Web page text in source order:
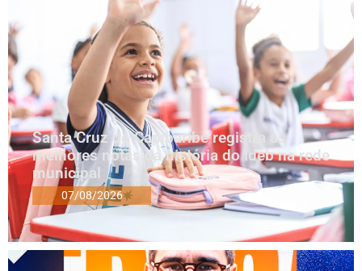
Santa Cruz do Capibaribe registra as
melhores notas da história do Ideb na rede
municipal
07/08/2026